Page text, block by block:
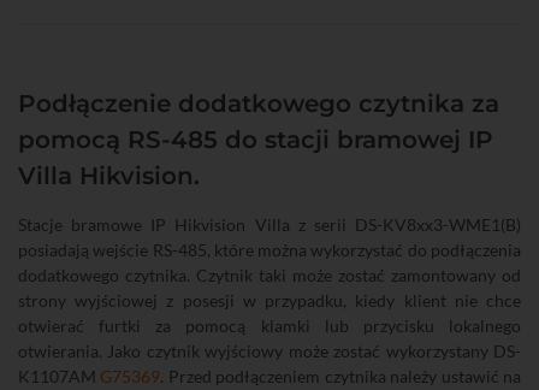
Podłączenie dodatkowego czytnika za
pomocą RS-485 do stacji bramowej IP
Villa Hikvision.
Stacje bramowe IP Hikvision Villa z serii DS-KV8xx3-WME1(B)
posiadają wejście RS-485, które można wykorzystać do podłączenia
dodatkowego czytnika. Czytnik taki może zostać zamontowany od
strony wyjściowej z posesji w przypadku, kiedy klient nie chce
otwierać furtki za pomocą klamki lub przycisku lokalnego
otwierania. Jako czytnik wyjściowy może zostać wykorzystany DS-
K1107AM G75369. Przed podłączeniem czytnika należy ustawić na